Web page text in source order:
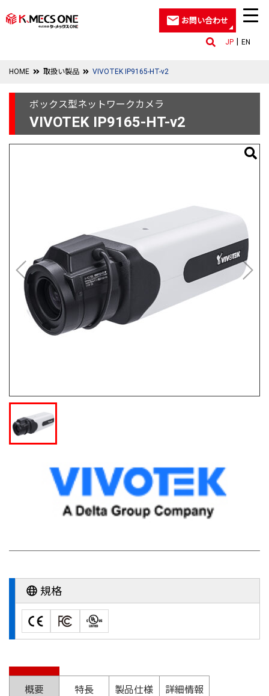
JP EN
お問い合わせ
HOME 取扱い製品 VIVOTEK IP9165-HT-v2
ボックス型ネットワークカメラ
VIVOTEK IP9165-HT-v2
規格
概要 特長 製品仕様 詳細情報